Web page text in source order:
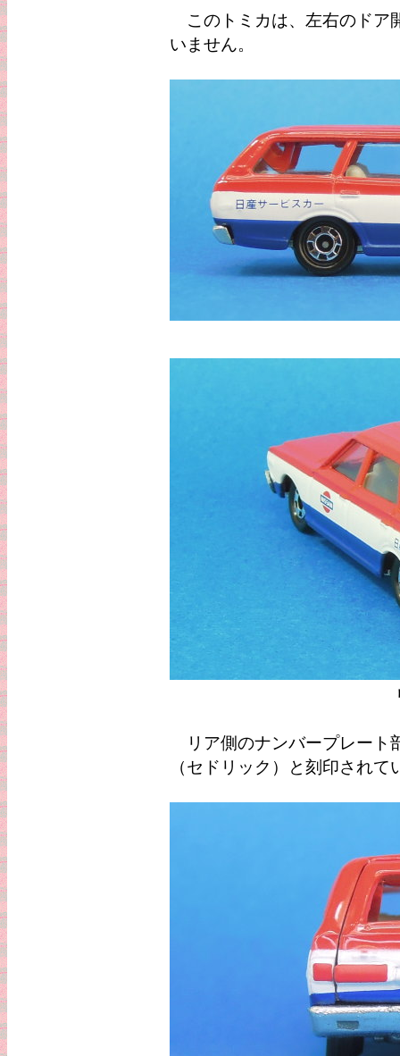
このトミカは、左右のドア
いません。
リア側のナンバープレート
（セドリック）と刻印されて